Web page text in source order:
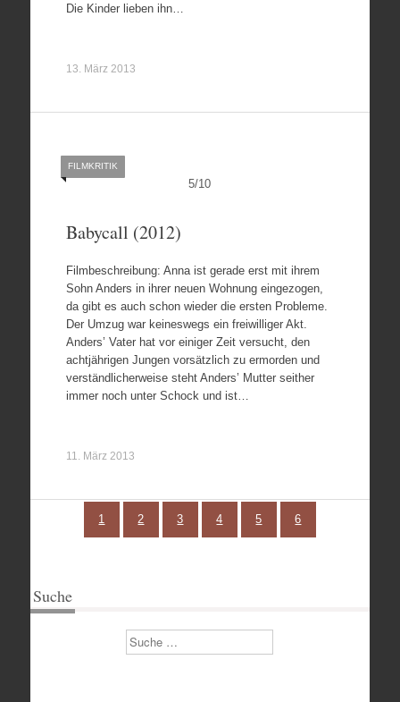
Die Kinder lieben ihn…
13. März 2013
5/10
FILMKRITIK
Babycall (2012)
Filmbeschreibung: Anna ist gerade erst mit ihrem
Sohn Anders in ihrer neuen Wohnung eingezogen,
da gibt es auch schon wieder die ersten Probleme.
Der Umzug war keineswegs ein freiwilliger Akt.
Anders’ Vater hat vor einiger Zeit versucht, den
achtjährigen Jungen vorsätzlich zu ermorden und
verständlicherweise steht Anders’ Mutter seither
immer noch unter Schock und ist…
11. März 2013
1 2 3 4 5 6
Suche
Suchen